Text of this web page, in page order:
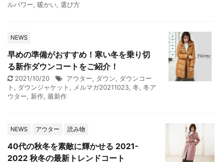
ルパワー, 暖かい, 選び方
NEWS
早めの準備がおすすめ！寒い冬を乗り切
る新作ダウンコートをご紹介！
2021/10/20 アウター, ダウン, ダウンコー
ト , ダウンジャケット , メルマガ20211023, 冬, 冬ア
ウター, 新作, 最新作
NEWS アウター 読み物
40代の秋冬を素敵に輝かせる 2021-
2022 秋冬の最新トレンドコート